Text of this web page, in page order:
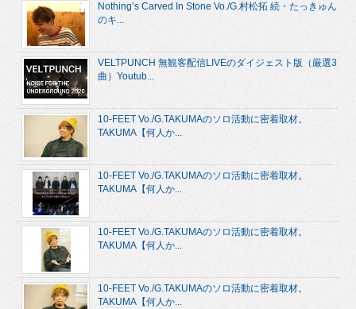
Nothing’s Carved In Stone Vo./G.村松拓 続・たっきゅん
のキ...
VELTPUNCH 無観客配信LIVEのダイジェスト版（厳選3
曲）Youtub...
10-FEET Vo./G.TAKUMAのソロ活動に密着取材。
TAKUMA【何人か...
10-FEET Vo./G.TAKUMAのソロ活動に密着取材。
TAKUMA【何人か...
10-FEET Vo./G.TAKUMAのソロ活動に密着取材。
TAKUMA【何人か...
10-FEET Vo./G.TAKUMAのソロ活動に密着取材。
TAKUMA【何人か...